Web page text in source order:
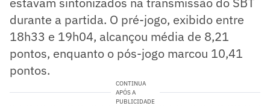
durante a partida. O pré-jogo, exibido entre
18h33 e 19h04, alcançou média de 8,21
pontos, enquanto o pós-jogo marcou 10,41
pontos.
CONTINUA
APÓS A
PUBLICIDADE